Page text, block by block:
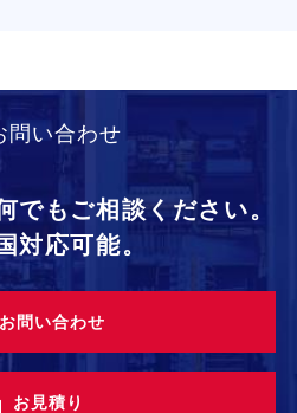
問い合わせ
でもご相談ください。
対応可能。
お問い合わせ
お見積り